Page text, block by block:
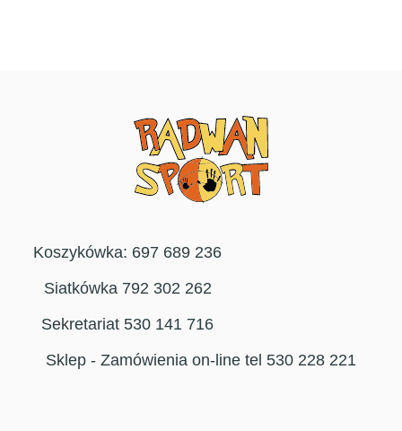
Koszykówka: 697 689 236
Siatkówka 792 302 262
Sekretariat 530 141 716
Sklep - Zamówienia on-line tel 530 228 221